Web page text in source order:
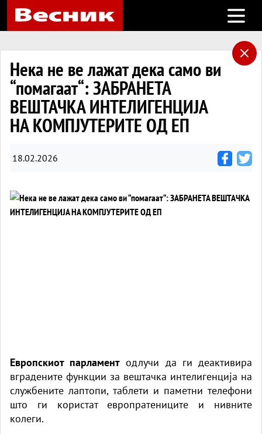
Open
Нека не ве лажат дека само ви
“помагаат“: ЗАБРАНЕТА
ВЕШТАЧКА ИНТЕЛИГЕНЦИЈА
НА КОМПЈУТЕРИТЕ ОД ЕП
18.02.2026
Европскиот парламент одлучи да ги деактивира
вградените функции за вештачка интелигенција на
службените лаптопи, таблети и паметни телефони
што ги користат европратениците и нивните
колеги.